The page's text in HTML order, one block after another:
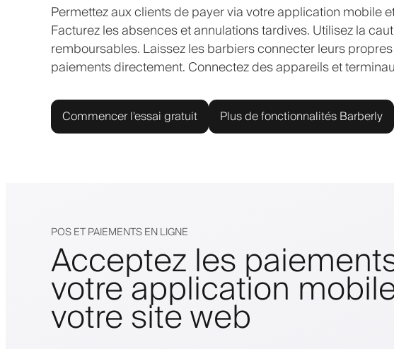
Permettez aux clients de payer via votre application mobile
Facturez les absences et annulations tardives. Utilisez la
remboursables. Laissez les barbiers connecter leurs
paiements directement. Connectez des appareils et
Commencer l'essai gratuit Plus de fonctionnalités Barberly
POS ET PAIEMENTS EN LIGNE
Acceptez les
votre application
votre site web